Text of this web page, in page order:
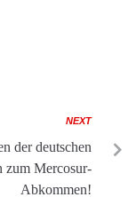
NEXT
der deutschen
zum Mercosur-
Abkommen!